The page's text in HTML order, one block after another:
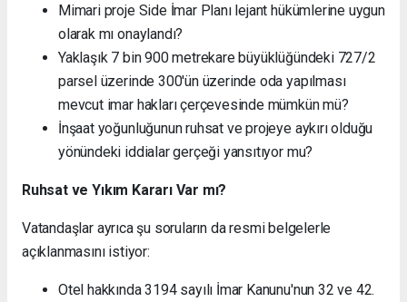
Mimari proje Side İmar Planı lejant hükümlerine uygun
olarak mı onaylandı?
Yaklaşık 7 bin 900 metrekare büyüklüğündeki 727/2
parsel üzerinde 300'ün üzerinde oda yapılması
mevcut imar hakları çerçevesinde mümkün mü?
İnşaat yoğunluğunun ruhsat ve projeye aykırı olduğu
yönündeki iddialar gerçeği yansıtıyor mu?
Ruhsat ve Yıkım Kararı Var mı?
Vatandaşlar ayrıca şu soruların da resmi belgelerle
açıklanmasını istiyor:
Otel hakkında 3194 sayılı İmar Kanunu'nun 32 ve 42.